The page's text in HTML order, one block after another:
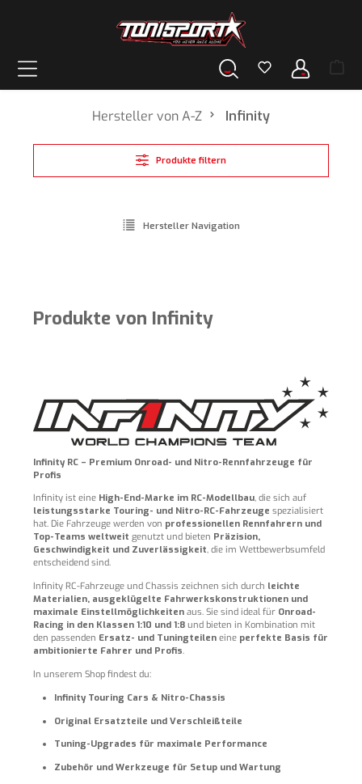
Hersteller von A-Z Infinity
Produkte filtern
Hersteller Navigation
Produkte von Infinity
Infinity RC – Premium Onroad- und Nitro-Rennfahrzeuge für
Profis
Infinity ist eine High-End-Marke im RC-Modellbau, die sich auf
leistungsstarke Touring- und Nitro-RC-Fahrzeuge spezialisiert
hat. Die Fahrzeuge werden von professionellen Rennfahrern und
Top-Teams weltweit genutzt und bieten Präzision,
Geschwindigkeit und Zuverlässigkeit, die im Wettbewerbsumfeld
entscheidend sind.
Infinity RC-Fahrzeuge und Chassis zeichnen sich durch leichte
Materialien, ausgeklügelte Fahrwerkskonstruktionen und
maximale Einstellmöglichkeiten aus. Sie sind ideal für Onroad-
Racing in den Klassen 1:10 und 1:8 und bieten in Kombination mit
den passenden Ersatz- und Tuningteilen eine perfekte Basis für
ambitionierte Fahrer und Profis.
In unserem Shop findest du:
Infinity Touring Cars & Nitro-Chassis
Original Ersatzteile und Verschleißteile
Tuning-Upgrades für maximale Performance
Zubehör und Werkzeuge für Setup und Wartung